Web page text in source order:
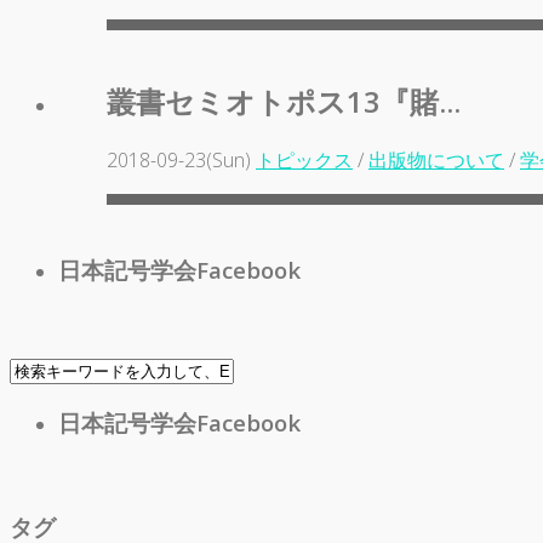
叢書セミオトポス13『賭...
2018-09-23(Sun) トピックス / 出版物について /
日本記号学会Facebook
日本記号学会Facebook
タグ